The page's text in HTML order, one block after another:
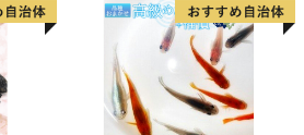
香りよい柑橘
：芳醇な香りと濃厚な甘み・爽や
人気の紅はるか
：貴重な日本みつばちの天然百花